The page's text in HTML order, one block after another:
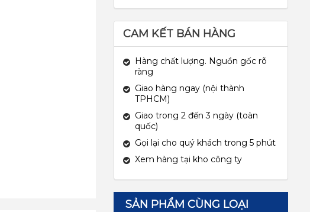
CAM KẾT BÁN HÀNG
Hàng chất lượng. Nguồn gốc rõ
ràng
Giao hàng ngay (nội thành
TPHCM)
Giao trong 2 đến 3 ngày (toàn
quốc)
Gọi lại cho quý khách trong 5 phút
Xem hàng tại kho công ty
SẢN PHẨM CÙNG LOẠI